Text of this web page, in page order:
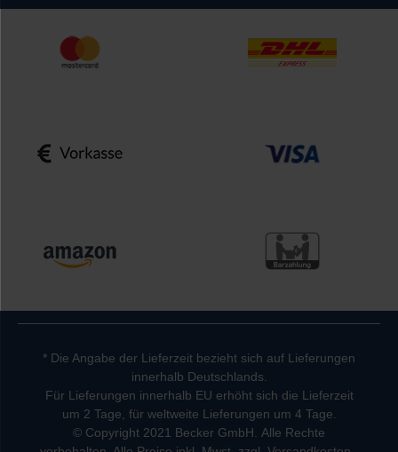
* Die Angabe der Lieferzeit bezieht sich auf Lieferungen
innerhalb Deutschlands.
Für Lieferungen innerhalb EU erhöht sich die Lieferzeit
um 2 Tage, für weltweite Lieferungen um 4 Tage.
© Copyright 2021 Becker GmbH. Alle Rechte